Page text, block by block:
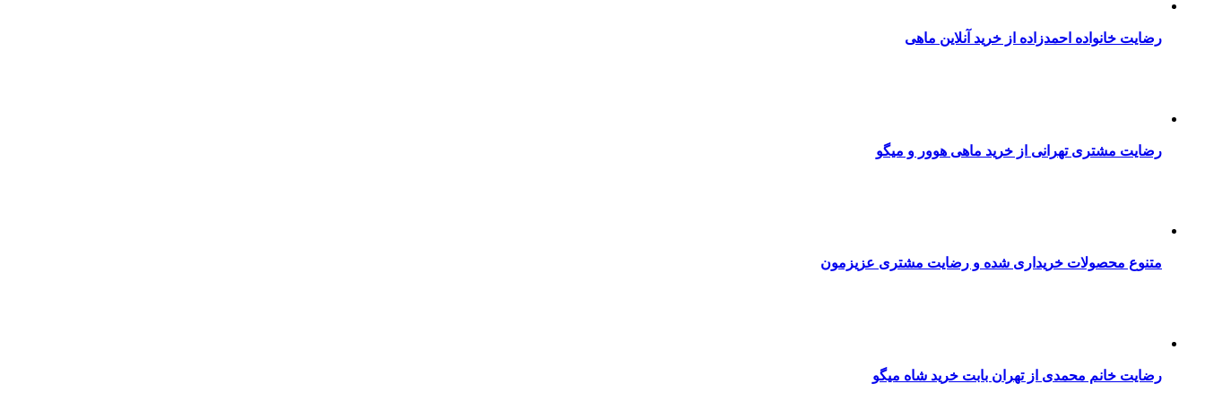
رضایت خانواده احمدزاده از خرید آنلاین ماهی
رضایت مشتری تهرانی از خرید ماهی هوور و میگو
متنوع محصولات خریداری شده و رضایت مشتری عزیزمون
رضایت خانم محمدی از تهران بابت خرید شاه میگو